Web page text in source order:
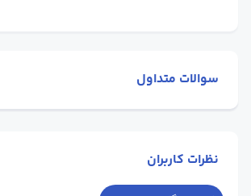
سوالات متداول
نظرات کاربران